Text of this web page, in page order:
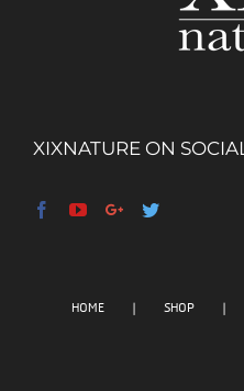
XIXNATURE ON SOCIAL
HOME SHOP